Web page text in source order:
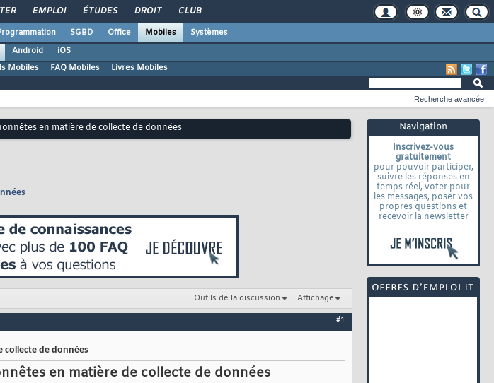
EMPLOI ÉTUDES DROIT CLUB
SGBD Office Mobiles
Systèmes
Android
iOS
Mobiles FAQ Mobiles Livres Mobiles
Navigation
Inscrivez-vous
gratuitement
pour pouvoir participer,
suivre les réponses en
temps réel, voter pour
les messages, poser vos
propres questions et
recevoir la newsletter
Recherche avancée
en matière de collecte de données
Outils de la discussion Affichage
#1
collecte de données
en matière de collecte de données